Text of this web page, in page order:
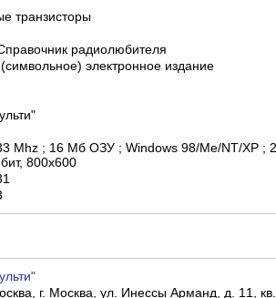
транзисторы
радиолюбителя
электронное издание
Mhz ; 16 Мб ОЗУ ; Windows 98/Me/NT/XP ;
800х600
г. Москва, ул. Инессы Арманд, д. 11,